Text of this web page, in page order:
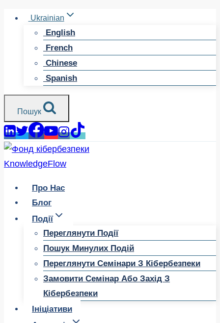
ПерейтиUkrainian
English
French
Chinese
Spanish
Пошук
Про Нас
Блог
Події
Переглянути Події
Пошук Минулих Подій
Переглянути Семінари З Кібербезпеки
Замовити Семінар Або Захід З
Кібербезпеки
Ініціативи